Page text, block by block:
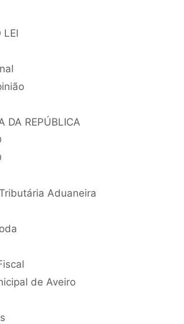
LEI
DA REPÚBLICA
Aduaneira
de Aveiro